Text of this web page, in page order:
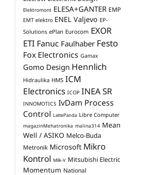
Elektromont ELESA+GANTER EMP
EMT elektro ENEL Valjevo EP-
Solutions ePlan Eurocom EXOR
ETI Fanuc Faulhaber Festo
Fox Electronics Gamax
Gomo Design Hennlich
Hidraulika HMS ICM
Electronics ICOP INEA SR
INNOMOTICS IvDam Process
Control LattePanda Libre Computer
magazinMehatronika malina314 Mean
Well / ASIKO Melco-Buda
Metronik Microsoft Mikro
Kontrol Milk-V Mitsubishi Electric
Momentum National